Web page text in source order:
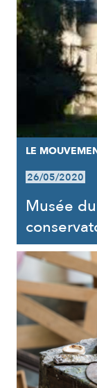
LE
26/05/2020
Musée